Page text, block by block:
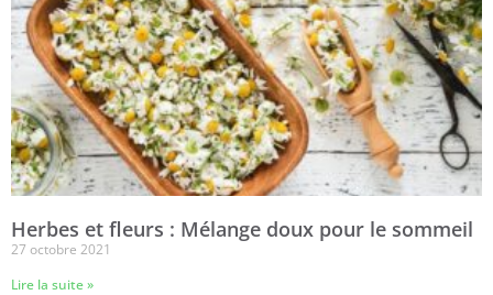
Herbes et fleurs : Mélange doux pour le sommeil
27 octobre 2021
Lire la suite »